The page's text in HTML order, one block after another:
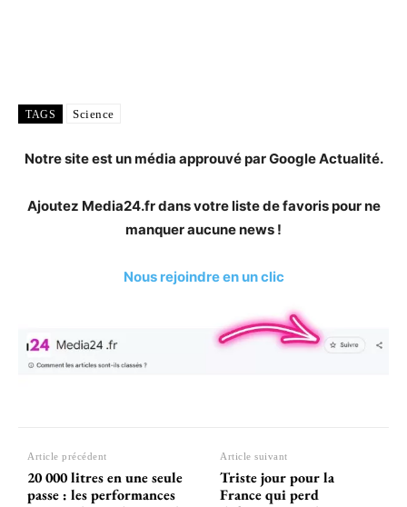
TAGS Science
Notre site est un média approuvé par Google Actualité.
Ajoutez Media24.fr dans votre liste de favoris pour ne
manquer aucune news !
Nous rejoindre en un clic
Article précédent
20 000 litres en une seule
passe : les performances
Article suivant
Triste jour pour la
France qui perd